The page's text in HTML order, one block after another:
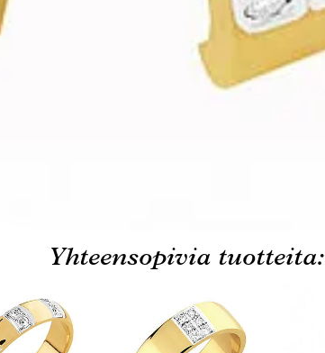
Yhteensopivia tuotteita: